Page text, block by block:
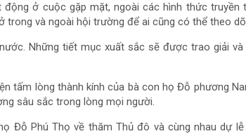
ở cuộc gặp mặt, ngoài các hình thức truyền
và ngoài hội trường để ai cũng có thể theo
Những tiết mục xuất sắc sẽ được trao giải và
tấm lòng thành kính của bà con họ Đỗ phương
sâu sắc trong lòng mọi người.
Đỗ Phú Thọ về thăm Thủ đô và cùng nhau dự lễ